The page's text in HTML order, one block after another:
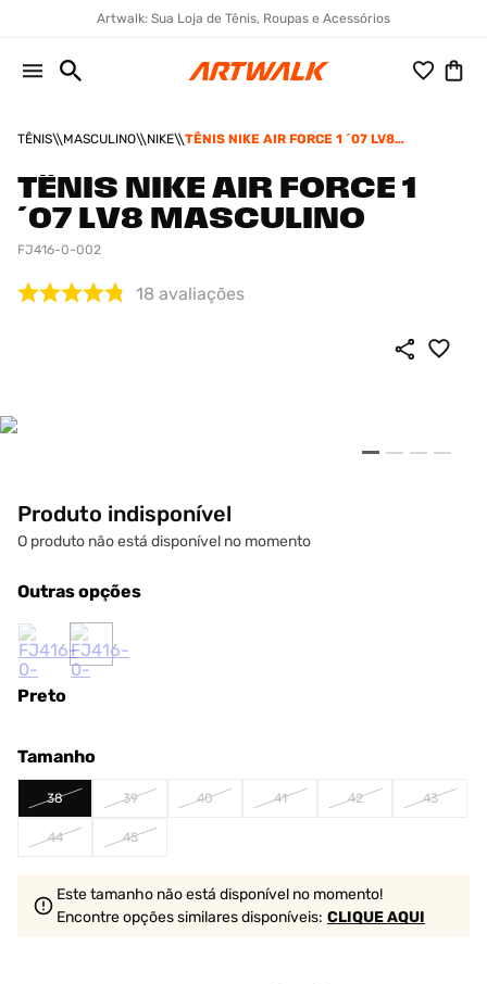
Artwalk: Sua Loja de Tênis, Roupas e Acessórios
TÊNIS MASCULINO NIKE
TÊNIS NIKE AIR FORCE 1 ´07 LV8
TÊNIS NIKE AIR FORCE 1
´07 LV8 MASCULINO
FJ416-0-002
18 avaliações
Produto indisponível
O produto não está disponível no momento
Outras opções
Preto
Tamanho
38 39 40 41 42 43
44 45
Este tamanho não está disponível no momento!
Encontre opções similaresdisponíveis: CLIQUE AQUI